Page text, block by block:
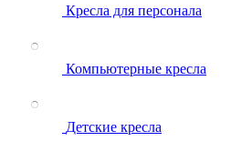
Кресла для персонала
Компьютерные кресла
Детские кресла